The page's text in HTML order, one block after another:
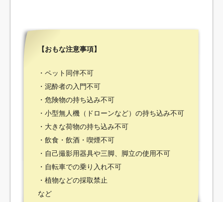
【おもな注意事項】
・ペット同伴不可
・泥酔者の入門不可
・危険物の持ち込み不可
・小型無人機（ドローンなど）の持ち込み不可
・大きな荷物の持ち込み不可
・飲食・飲酒・喫煙不可
・自己撮影用器具や三脚、脚立の使用不可
・自転車での乗り入れ不可
・植物などの採取禁止
など